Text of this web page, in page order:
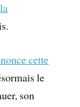
cette
le
son